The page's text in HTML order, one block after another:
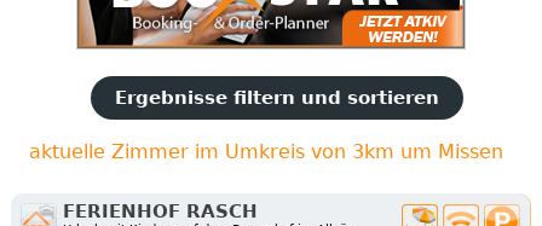
Ergebnisse filtern und sortieren
aktuelle Zimmer im Umkreis von 3km um Missen
FERIENHOF RASCH